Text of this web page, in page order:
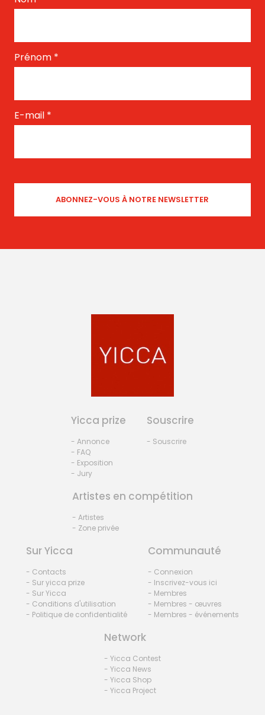
Prénom *
E-mail *
Yicca prize
- Annonce
- FAQ
- Exposition
- Jury
Souscrire
- Souscrire
Artistes en compétition
- Artistes
- Zone privée
Sur Yicca
- Contacts
- Sur yicca prize
- Sur Yicca
- Conditions d'utilisation
- Politique de confidentialité
Communauté
- Connexion
- Inscrivez-vous ici
- Membres
- Membres - œuvres
- Membres - événements
Network
- Yicca Contest
- Yicca News
- Yicca Shop
- Yicca Project